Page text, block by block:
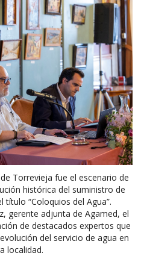
Torrevieja fue el escenario de
histórica del suministro de
título “Coloquios del Agua”.
gerente adjunta de Agamed, el
de destacados expertos que
del servicio de agua en
localidad.